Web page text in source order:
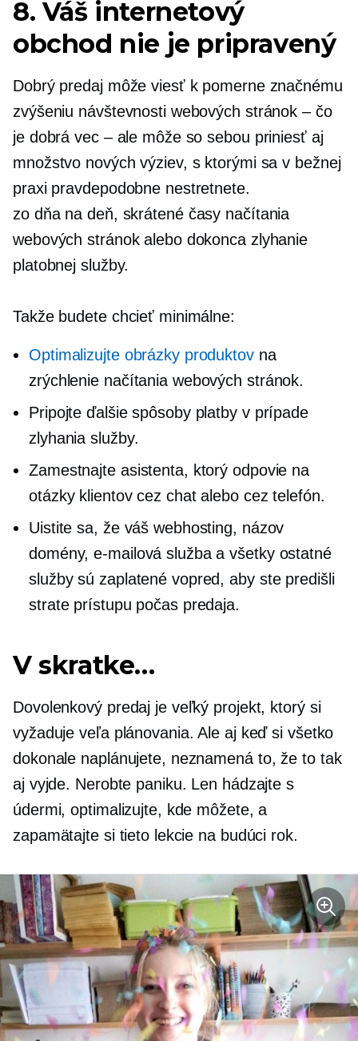
8. Váš internetový
obchod nie je pripravený
Dobrý predaj môže viesť k pomerne značnému
zvýšeniu návštevnosti webových stránok – čo
je dobrá vec – ale môže so sebou priniesť aj
množstvo nových výziev, s ktorými sa v bežnej
praxi pravdepodobne nestretnete.
zo dňa na deň, skrátené časy načítania
webových stránok alebo dokonca zlyhanie
platobnej služby.
Takže budete chcieť minimálne:
Optimalizujte obrázky produktovna
zrýchlenie načítania webových stránok.
Pripojte ďalšie spôsoby platby v prípade
zlyhania služby.
Zamestnajte asistenta, ktorý odpovie na
otázky klientov cez chat alebo cez telefón.
Uistite sa, že váš webhosting, názov
domény, e-mailová služba a všetky ostatné
služby sú zaplatené vopred, aby ste predišli
strate prístupu počas predaja.
V skratke…
Dovolenkový predaj je veľký projekt, ktorý si
vyžaduje veľa plánovania. Ale aj keď si všetko
dokonale naplánujete, neznamená to, že to tak
aj vyjde. Nerobte paniku. Len hádzajte s
údermi, optimalizujte, kde môžete, a
zapamätajte si tieto lekcie na budúci rok.